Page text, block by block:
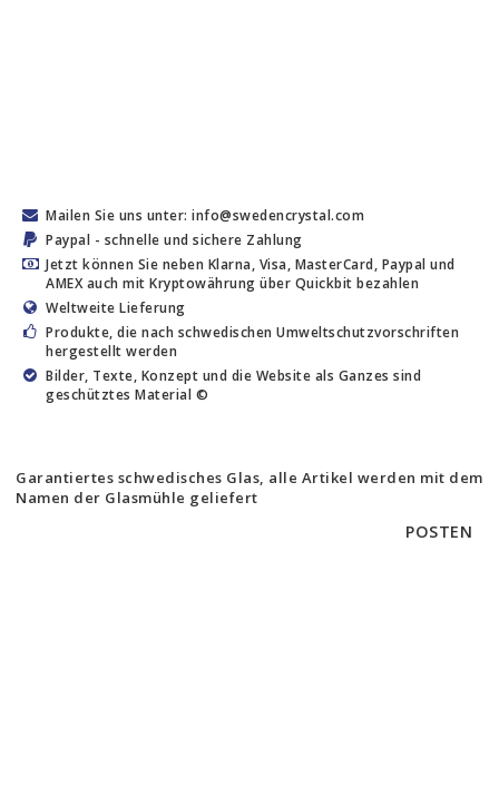
Mailen Sie uns unter: info@swedencrystal.com
Paypal - schnelle und sichere Zahlung
Jetzt können Sie neben Klarna, Visa, MasterCard, Paypal und
AMEX auch mit Kryptowährung über Quickbit bezahlen
Weltweite Lieferung
Produkte, die nach schwedischen Umweltschutzvorschriften
hergestellt werden
Bilder, Texte, Konzept und die Website als Ganzes sind
geschütztes Material ©
Garantiertes schwedisches Glas, alle Artikel werden mit dem
Namen der Glasmühle geliefert
POSTEN